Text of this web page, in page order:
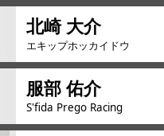
北崎 大介
エキップホッカイドウ
服部 佑介
S'fida Prego Racing